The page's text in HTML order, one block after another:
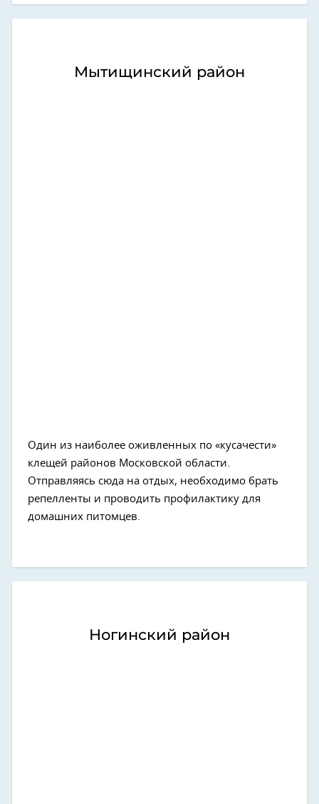
Мытищинский район
Один из наиболее оживленных по «кусачести»
клещей районов Московской области.
Отправляясь сюда на отдых, необходимо брать
репелленты и проводить профилактику для
домашних питомцев.
Ногинский район